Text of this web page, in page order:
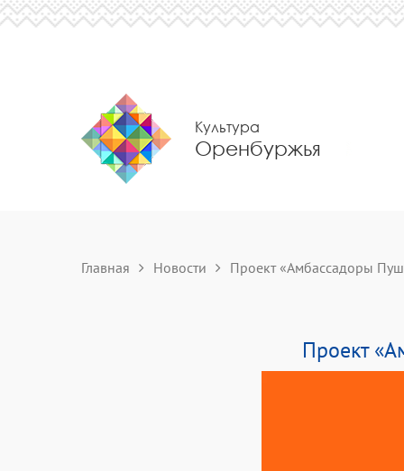
Культура
Оренбуржья
Главная Новости Проект «Амбассадоры
Проект